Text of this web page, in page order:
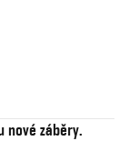
nové záběry.